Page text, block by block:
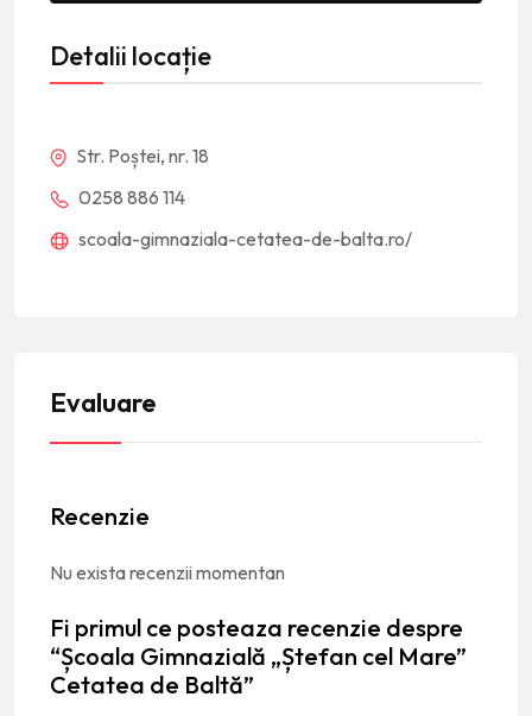
Detalii locație
Str. Poștei, nr. 18
0258 886 114
scoala-gimnaziala-cetatea-de-balta.ro/
Evaluare
Recenzie
Nu exista recenzii momentan
Fi primul ce posteaza recenzie despre
“Școala Gimnazială „Ștefan cel Mare”
Cetatea de Baltă”